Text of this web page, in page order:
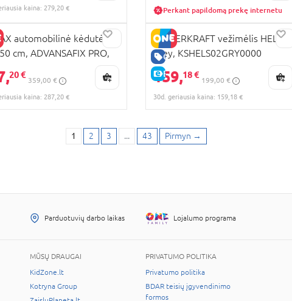
kaina: 279,20 € Perkant papildomą prekę internetu
KAINA
automobilinė kėdutė,
cm, ADVANSAFIX PRO,
deep black,
2000041062
20 €
359,00 €
kaina: 287,20 €
GERA KAINA
E-KAINA
KINDERKRAFT vežimėlis HELSI 2
grey, KSHELS02GRY0000
159,18 €
199,00 €
30d. geriausia kaina: 159,18 €
1 2 3 ... 43 Pirmyn →
Parduotuvių darbo laikas Lojalumo programa
MŪSŲ DRAUGAI
KidZone.lt
Kotryna Group
PRIVATUMO POLITIKA
Privatumo politika
BDAR teisių įgyvendinimo
formos